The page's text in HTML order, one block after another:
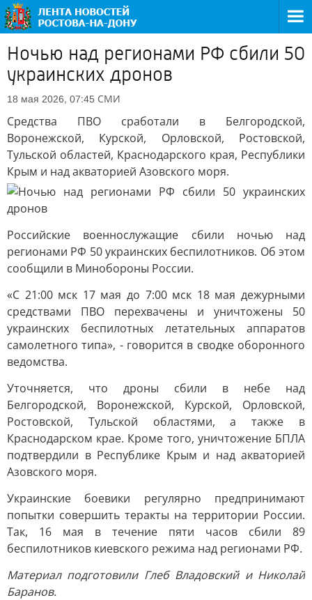
Ночью над регионами РФ сбили 50
украинских дронов
18 мая 2026, 07:45 СМИ
Средства ПВО сработали в Белгородской,
Воронежской, Курской, Орловской, Ростовской,
Тульской областей, Краснодарского края, Республики
Крым и над акваторией Азовского моря.
Российские военнослужащие сбили ночью над
регионами РФ 50 украинских беспилотников. Об этом
сообщили в Минобороны России.
«С 21:00 мск 17 мая до 7:00 мск 18 мая дежурными
средствами ПВО перехвачены и уничтожены 50
украинских беспилотных летательных аппаратов
самолетного типа», - говорится в сводке оборонного
ведомства.
Уточняется, что дроны сбили в небе над
Белгородской, Воронежской, Курской, Орловской,
Ростовской, Тульской областями, а также в
Краснодарском крае. Кроме того, уничтожение БПЛА
подтвердили в Республике Крым и над акваторией
Азовского моря.
Украинские боевики регулярно предпринимают
попытки совершить теракты на территории России.
Так, 16 мая в течение пяти часов сбили 89
беспилотников киевского режима над регионами РФ.
Материал подготовили Глеб Владовский и Николай
Баранов.